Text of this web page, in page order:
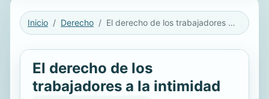
Inicio Derecho El derecho de los trabajadores a la intimidad
El derecho de los
trabajadores a la intimidad